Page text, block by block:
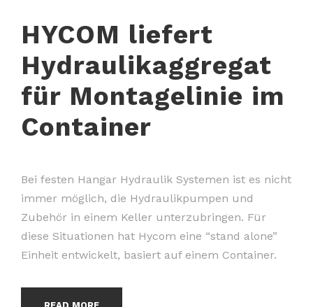
HYCOM liefert
Hydraulikaggregat
für Montagelinie im
Container
Bei festen Hangar Hydraulik Systemen ist es nicht
immer möglich, die Hydraulikpumpen und
Zubehör in einem Keller unterzubringen. Für
diese Situationen hat Hycom eine “stand alone”
Einheit entwickelt, basiert auf einem Container.